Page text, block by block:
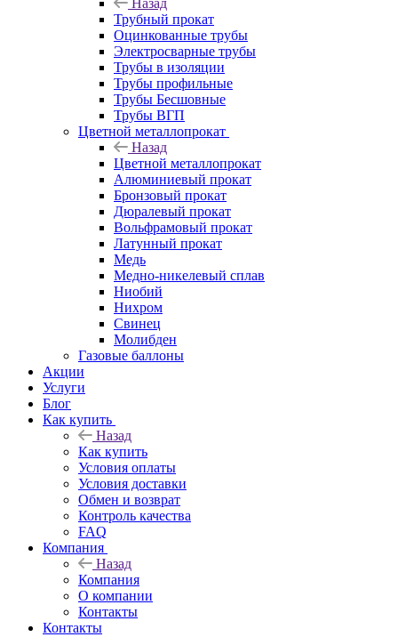
Назад
Трубный прокат
Оцинкованные трубы
Электросварные трубы
Трубы в изоляции
Трубы профильные
Трубы Бесшовные
Трубы ВГП
Цветной металлопрокат
Назад
Цветной металлопрокат
Алюминиевый прокат
Бронзовый прокат
Дюралевый прокат
Вольфрамовый прокат
Латунный прокат
Медь
Медно-никелевый сплав
Ниобий
Нихром
Свинец
Молибден
Газовые баллоны
Акции
Услуги
Блог
Как купить
Назад
Как купить
Условия оплаты
Условия доставки
Обмен и возврат
Контроль качества
FAQ
Компания
Назад
Компания
О компании
Контакты
Контакты